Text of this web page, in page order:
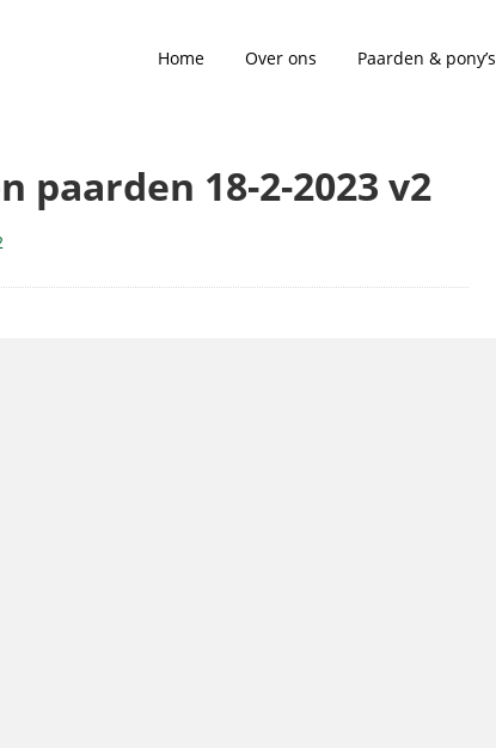
Home Over ons Paarden & pony’s
paarden 18-2-2023 v2